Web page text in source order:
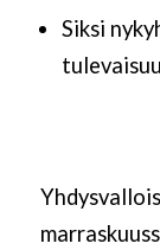
Siksi